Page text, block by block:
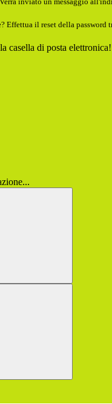
Effettua il reset della password
casella di posta elettronica!